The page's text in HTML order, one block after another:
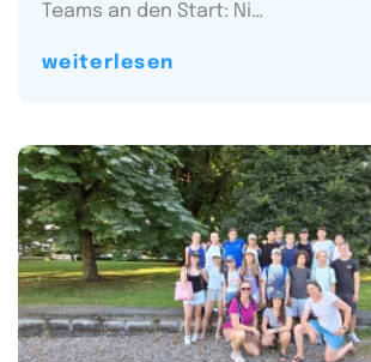
Teams an den Start: Ni…
weiterlesen